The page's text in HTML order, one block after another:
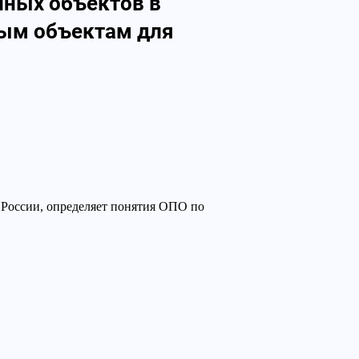
объектам для
определяет понятия ОПО по